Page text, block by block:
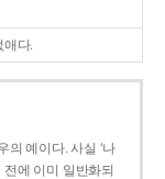
애다.
의 예이다. 사실 ‘나
전에 이미 일반화되